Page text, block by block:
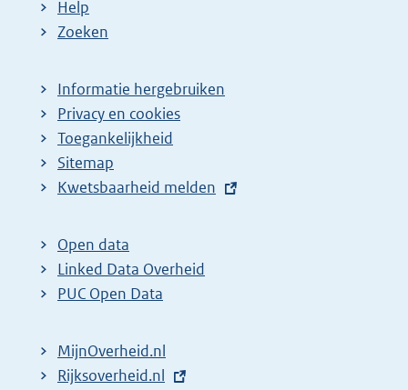
Help
Zoeken
Informatie hergebruiken
Privacy en cookies
Toegankelijkheid
Sitemap
E
t
e
r
l
i
Kwetsbaarheid melden
Open data
Linked Data Overheid
PUC Open Data
MijnOverheid.nl
E
Rijksoverheid.nl